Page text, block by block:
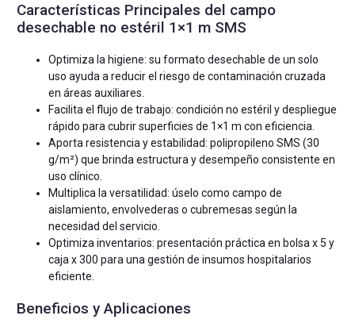
Características Principales del campo
desechable no estéril 1×1 m SMS
Optimiza la higiene: su formato desechable de un solo
uso ayuda a reducir el riesgo de contaminación cruzada
en áreas auxiliares.
Facilita el flujo de trabajo: condición no estéril y despliegue
rápido para cubrir superficies de 1×1 m con eficiencia.
Aporta resistencia y estabilidad: polipropileno SMS (30
g/m²) que brinda estructura y desempeño consistente en
uso clínico.
Multiplica la versatilidad: úselo como campo de
aislamiento, envolvederas o cubremesas según la
necesidad del servicio.
Optimiza inventarios: presentación práctica en bolsa x 5 y
caja x 300 para una gestión de insumos hospitalarios
eficiente.
Beneficios y Aplicaciones